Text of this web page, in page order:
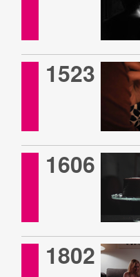
1523
1606
1802